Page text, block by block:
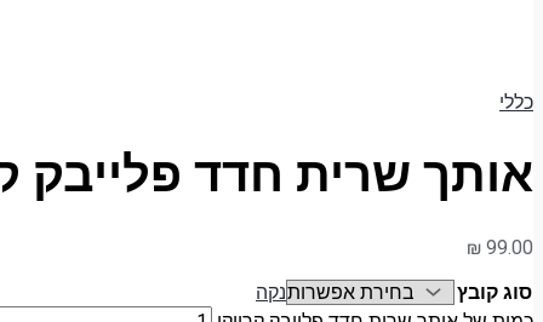
כללי
אותך שרית חדד פלייבק
₪ 99.00
סוג קובץ
נקה